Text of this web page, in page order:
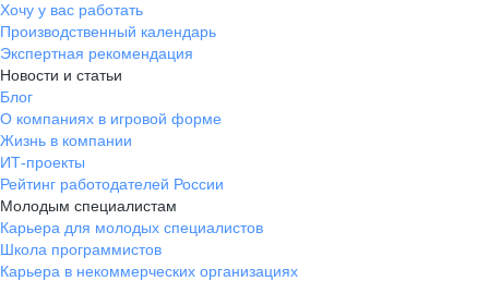
Хочу у вас работать
Производственный календарь
Экспертная рекомендация
Новости и статьи
Блог
О компаниях в игровой форме
Жизнь в компании
ИТ-проекты
Рейтинг работодателей России
Молодым специалистам
Карьера для молодых специалистов
Школа программистов
Карьера в некоммерческих организациях